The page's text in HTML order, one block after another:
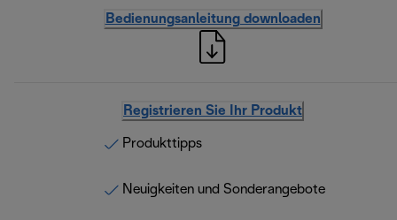
Bedienungsanleitung downloaden
Registrieren Sie Ihr Produkt
Produkttipps
Neuigkeiten und Sonderangebote